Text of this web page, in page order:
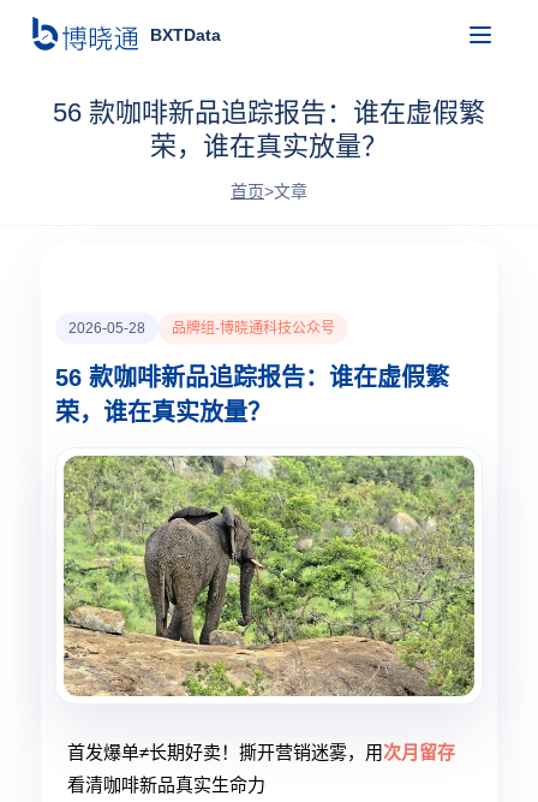
BXTData
56 款咖啡新品追踪报告：谁在虚假繁
荣，谁在真实放量？
首页>文章
2026-05-28 品牌组-博晓通科技公众号
56 款咖啡新品追踪报告：谁在虚假繁
荣，谁在真实放量？
首发爆单≠长期好卖！撕开营销迷雾，用次月留存
看清咖啡新品真实生命力